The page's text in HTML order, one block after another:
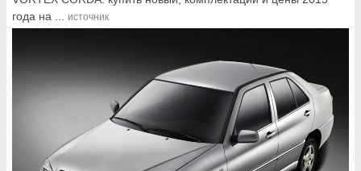
года на ...
источник